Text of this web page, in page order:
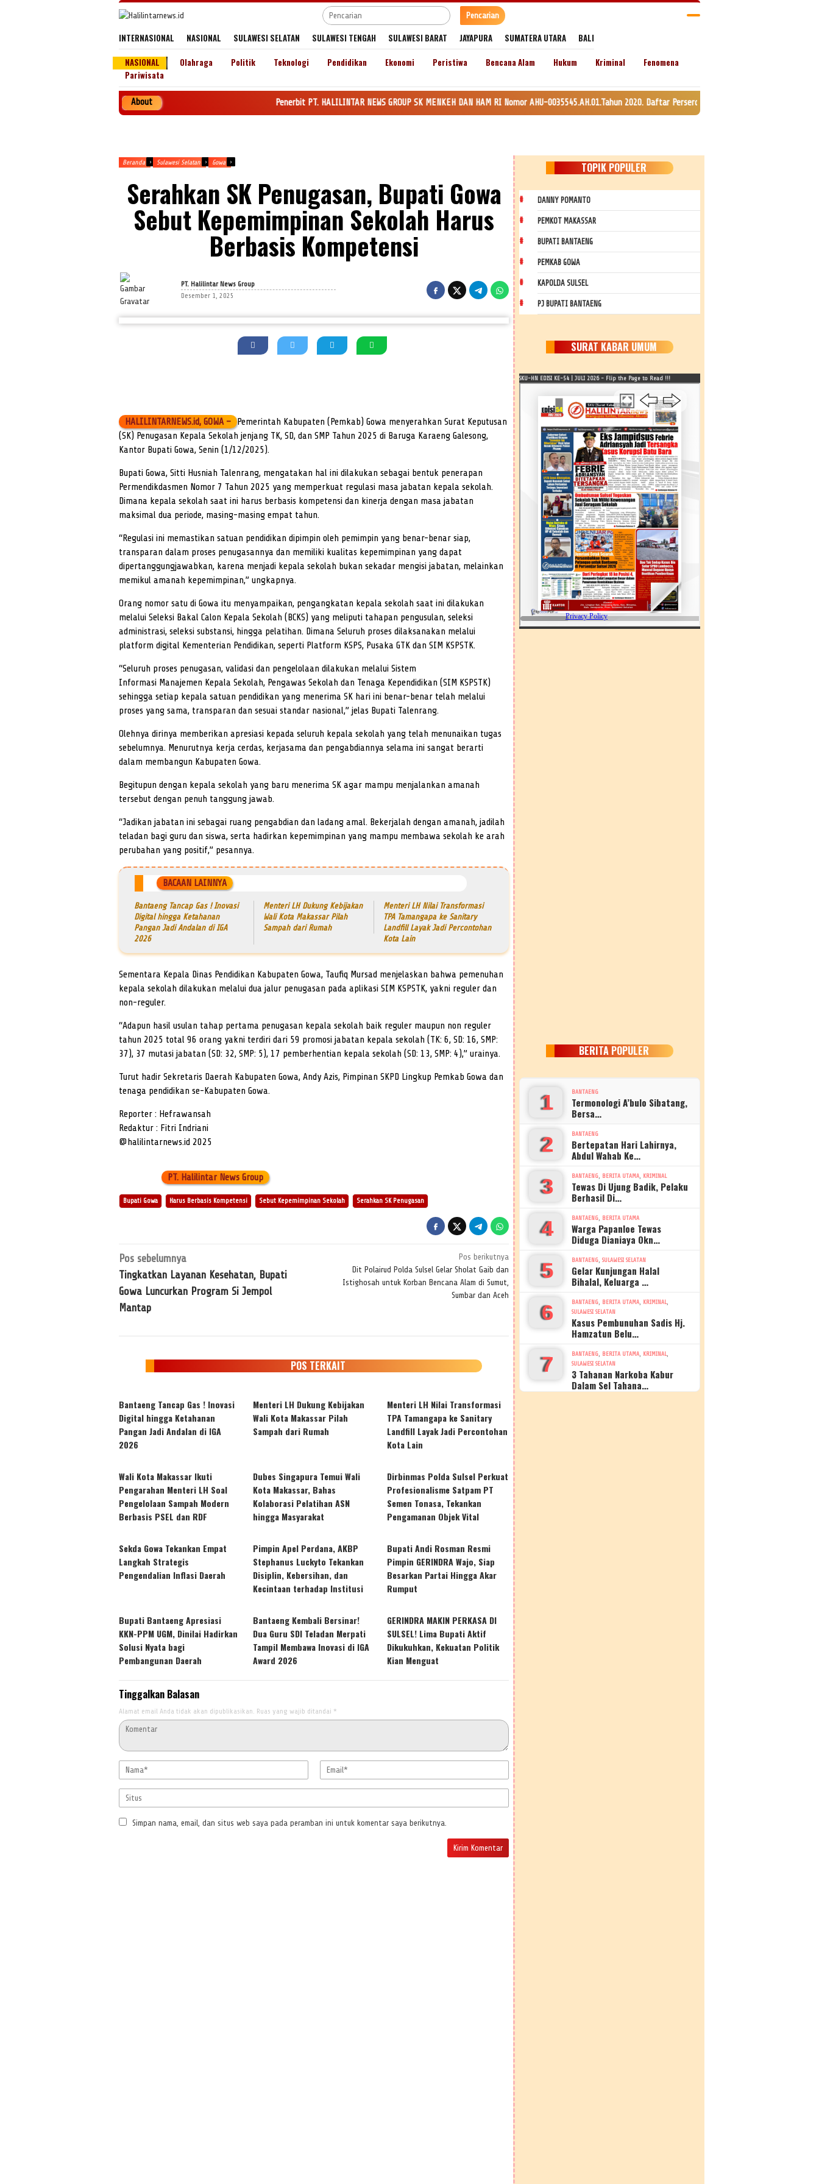
Pencarian
INTERNASIONAL NASIONAL SULAWESI SELATAN SULAWESI TENGAH SULAWESI BARAT JAYAPURA SUMATERA UTARA
BALI
NASIONAL
Olahraga Politik Teknologi Pendidikan Ekonomi Peristiwa Bencana Alam Hukum Kriminal
Fenomena
Pariwisata
About Penerbit PT. HALILINTAR NEWS GROUP SK MENKEH DAN HAM RI Nomor AHU-0035545.AH.01.Tahun 2020. Daftar Perseroan Nomor AHU-0120147.AH.01.11.
Beranda Sulawesi Selatan Gowa
Serahkan SK Penugasan, Bupati Gowa
Sebut Kepemimpinan Sekolah Harus
Berbasis Kompetensi
PT. Halilintar News Group
Desember 1, 2025
HALILINTARNEWS.id, GOWA – Pemerintah Kabupaten (Pemkab) Gowa menyerahkan Surat Keputusan
(SK) Penugasan Kepala Sekolah jenjang TK, SD, dan SMP Tahun 2025 di Baruga Karaeng Galesong,
Kantor Bupati Gowa, Senin (1/12/2025).
Bupati Gowa, Sitti Husniah Talenrang, mengatakan hal ini dilakukan sebagai bentuk penerapan
Permendikdasmen Nomor 7 Tahun 2025 yang memperkuat regulasi masa jabatan kepala sekolah.
Dimana kepala sekolah saat ini harus berbasis kompetensi dan kinerja dengan masa jabatan
maksimal dua periode, masing-masing empat tahun.
“Regulasi ini memastikan satuan pendidikan dipimpin oleh pemimpin yang benar-benar siap,
transparan dalam proses penugasannya dan memiliki kualitas kepemimpinan yang dapat
dipertanggungjawabkan, karena menjadi kepala sekolah bukan sekadar mengisi jabatan, melainkan
memikul amanah kepemimpinan,” ungkapnya.
Orang nomor satu di Gowa itu menyampaikan, pengangkatan kepala sekolah saat ini dilakukan
melalui Seleksi Bakal Calon Kepala Sekolah (BCKS) yang meliputi tahapan pengusulan, seleksi
administrasi, seleksi substansi, hingga pelatihan. Dimana Seluruh proses dilaksanakan melalui
platform digital Kementerian Pendidikan, seperti Platform KSPS, Pusaka GTK dan SIM KSPSTK.
“Seluruh proses penugasan, validasi dan pengelolaan dilakukan melalui Sistem
Informasi Manajemen Kepala Sekolah, Pengawas Sekolah dan Tenaga Kependidikan (SIM KSPSTK)
sehingga setiap kepala satuan pendidikan yang menerima SK hari ini benar-benar telah melalui
proses yang sama, transparan dan sesuai standar nasional,” jelas Bupati Talenrang.
Olehnya dirinya memberikan apresiasi kepada seluruh kepala sekolah yang telah menunaikan tugas
sebelumnya. Menurutnya kerja cerdas, kerjasama dan pengabdiannya selama ini sangat berarti
dalam membangun Kabupaten Gowa.
Begitupun dengan kepala sekolah yang baru menerima SK agar mampu menjalankan amanah
tersebut dengan penuh tanggung jawab.
“Jadikan jabatan ini sebagai ruang pengabdian dan ladang amal. Bekerjalah dengan amanah, jadilah
teladan bagi guru dan siswa, serta hadirkan kepemimpinan yang mampu membawa sekolah ke arah
perubahan yang positif,” pesannya.
BACAAN LAINNYA
Bantaeng Tancap Gas ! Inovasi
Digital hingga Ketahanan
Pangan Jadi Andalan di IGA
2026
Menteri LH Dukung Kebijakan
Wali Kota Makassar Pilah
Sampah dari Rumah
Menteri LH Nilai Transformasi
TPA Tamangapa ke Sanitary
Landfill Layak Jadi Percontohan
Kota Lain
Sementara Kepala Dinas Pendidikan Kabupaten Gowa, Taufiq Mursad menjelaskan bahwa pemenuhan
kepala sekolah dilakukan melalui dua jalur penugasan pada aplikasi SIM KSPSTK, yakni reguler dan
non-reguler.
“Adapun hasil usulan tahap pertama penugasan kepala sekolah baik reguler maupun non reguler
tahun 2025 total 96 orang yakni terdiri dari 59 promosi jabatan kepala sekolah (TK: 6, SD: 16, SMP:
37), 37 mutasi jabatan (SD: 32, SMP: 5), 17 pemberhentian kepala sekolah (SD: 13, SMP: 4),” urainya.
Turut hadir Sekretaris Daerah Kabupaten Gowa, Andy Azis, Pimpinan SKPD Lingkup Pemkab Gowa dan
tenaga pendidikan se-Kabupaten Gowa.
Reporter : Hefrawansah
Redaktur : Fitri Indriani
@halilintarnews.id 2025
PT. Halilintar News Group
Bupati Gowa Harus Berbasis Kompetensi Sebut Kepemimpinan Sekolah Serahkan SK Penugasan
Navigasi
pos
Pos sebelumnya
Tingkatkan Layanan Kesehatan, Bupati
Gowa Luncurkan Program Si Jempol
Mantap
Pos berikutnya
Dit Polairud Polda Sulsel Gelar Sholat Gaib dan
Istighosah untuk Korban Bencana Alam di Sumut,
Sumbar dan Aceh
POS TERKAIT
Bantaeng Tancap Gas ! Inovasi
Digital hingga Ketahanan
Pangan Jadi Andalan di IGA
2026
Menteri LH Dukung Kebijakan
Wali Kota Makassar Pilah
Sampah dari Rumah
Menteri LH Nilai Transformasi
TPA Tamangapa ke Sanitary
Landfill Layak Jadi Percontohan
Kota Lain
Wali Kota Makassar Ikuti
Pengarahan Menteri LH Soal
Pengelolaan Sampah Modern
Berbasis PSEL dan RDF
Dubes Singapura Temui Wali
Kota Makassar, Bahas
Kolaborasi Pelatihan ASN
hingga Masyarakat
Dirbinmas Polda Sulsel Perkuat
Profesionalisme Satpam PT
Semen Tonasa, Tekankan
Pengamanan Objek Vital
Sekda Gowa Tekankan Empat
Langkah Strategis
Pengendalian Inflasi Daerah
Pimpin Apel Perdana, AKBP
Stephanus Luckyto Tekankan
Disiplin, Kebersihan, dan
Kecintaan terhadap Institusi
Bupati Andi Rosman Resmi
Pimpin GERINDRA Wajo, Siap
Besarkan Partai Hingga Akar
Rumput
Bupati Bantaeng Apresiasi
KKN-PPM UGM, Dinilai Hadirkan
Solusi Nyata bagi
Pembangunan Daerah
Bantaeng Kembali Bersinar!
Dua Guru SDI Teladan Merpati
Tampil Membawa Inovasi di IGA
Award 2026
GERINDRA MAKIN PERKASA DI
SULSEL! Lima Bupati Aktif
Dikukuhkan, Kekuatan Politik
Kian Menguat
Tinggalkan Balasan
Alamat email Anda tidak akan dipublikasikan. Ruas yang wajib ditandai *
Simpan nama, email, dan situs web saya pada peramban ini untuk komentar saya berikutnya.
TOPIK POPULER
DANNY POMANTO
PEMKOT MAKASSAR
BUPATI BANTAENG
PEMKAB GOWA
KAPOLDA SULSEL
PJ BUPATI BANTAENG
SURAT KABAR UMUM
SKU-HN EDISI KE-54 | JULI 2026 - Flip the Page to Read !!!
BERITA POPULER
1 BANTAENG
Termonologi A’bulo Sibatang,
Bersa…
2 BANTAENG
Bertepatan Hari Lahirnya,
Abdul Wahab Ke…
3 BANTAENG, BERITA UTAMA, KRIMINAL
Tewas Di Ujung Badik, Pelaku
Berhasil Di…
4 BANTAENG, BERITA UTAMA
Warga Papanloe Tewas
Diduga Dianiaya Okn…
5 BANTAENG,SULAWESI SELATAN
Gelar Kunjungan Halal
Bihalal, Keluarga …
6 BANTAENG, BERITA UTAMA, KRIMINAL,
SULAWESI SELATAN
Kasus Pembunuhan Sadis Hj.
Hamzatun Belu…
7 BANTAENG, BERITA UTAMA, KRIMINAL,
SULAWESI SELATAN
3 Tahanan Narkoba Kabur
Dalam Sel Tahana…